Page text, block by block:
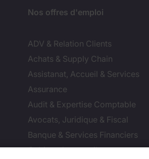
Nos offres d'emploi
ADV & Relation Clients
Achats & Supply Chain
Assistanat, Accueil & Services
Assurance
Audit & Expertise Comptable
Avocats, Juridique & Fiscal
Banque & Services Financiers
Cabinet de conseil